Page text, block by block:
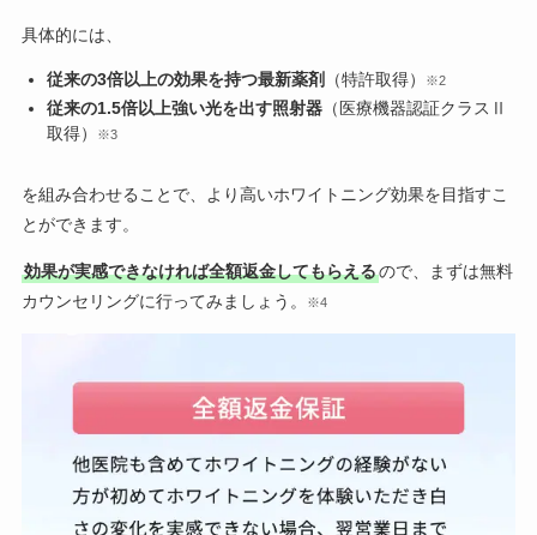
具体的には、
従来の3倍以上の効果を持つ最新薬剤（特許取得） ※2
従来の1.5倍以上強い光を出す照射器（医療機器認証クラスⅡ
取得）
※3
を組み合わせることで、より高いホワイトニング効果を目指すこ
とができます。
効果が実感できなければ全額返金してもらえるので、まずは無料
カウンセリングに行ってみましょう。
※4